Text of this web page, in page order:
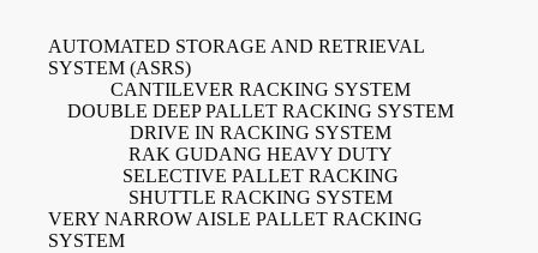
AUTOMATED STORAGE AND RETRIEVAL
SYSTEM (ASRS)
CANTILEVER RACKING SYSTEM
DOUBLE DEEP PALLET RACKING SYSTEM
DRIVE IN RACKING SYSTEM
RAK GUDANG HEAVY DUTY
SELECTIVE PALLET RACKING
SHUTTLE RACKING SYSTEM
VERY NARROW AISLE PALLET RACKING
SYSTEM